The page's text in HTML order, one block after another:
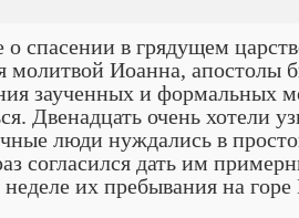
в грядущем
молитвой Иоанна, апостолы
заученных и формальных
Двенадцать очень хотели
люди нуждались в
согласился дать им
их пребывания на горе